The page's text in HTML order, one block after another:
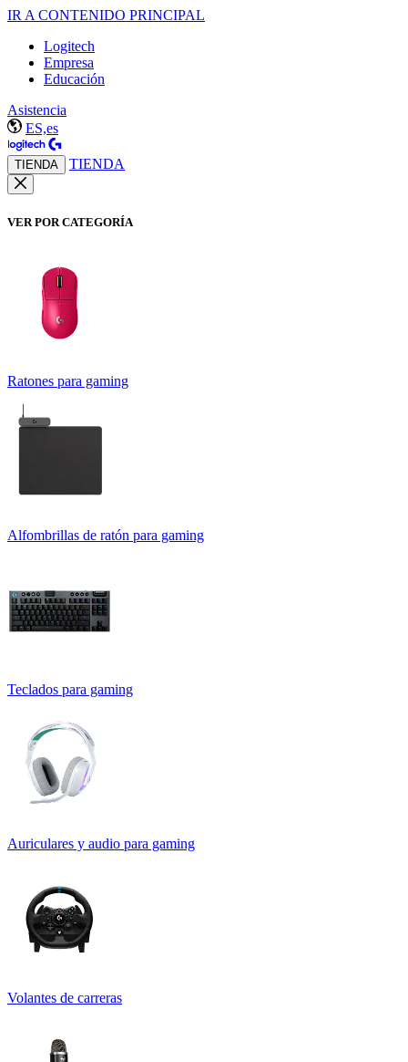
IR A CONTENIDO PRINCIPAL
Logitech
Empresa
Educación
Asistencia
ES,es
TIENDA TIENDA
VER POR CATEGORÍA
Ratones para gaming
Alfombrillas de ratón para gaming
Teclados para gaming
Auriculares y audio para gaming
Volantes de carreras